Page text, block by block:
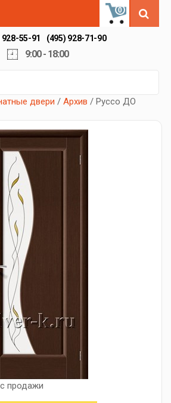
0
928-55-91 (495) 928-71-90
9:00 - 18:00
двери / Архив / Руссо ДО
продажи